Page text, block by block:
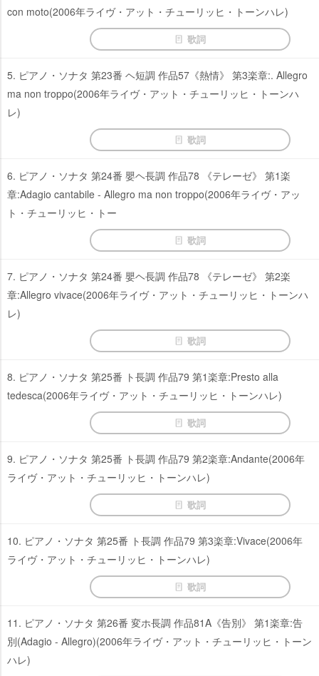
con moto(2006年ライヴ・アット・チューリッヒ・トーンハレ)
歌詞
5. ピアノ・ソナタ 第23番 ヘ短調 作品57《熱情》 第3楽章:. Allegro
ma non troppo(2006年ライヴ・アット・チューリッヒ・トーンハ
レ)
歌詞
6. ピアノ・ソナタ 第24番 嬰ヘ長調 作品78 《テレーゼ》 第1楽
章:Adagio cantabile - Allegro ma non troppo(2006年ライヴ・アッ
ト・チューリッヒ・トー
歌詞
7. ピアノ・ソナタ 第24番 嬰ヘ長調 作品78 《テレーゼ》 第2楽
章:Allegro vivace(2006年ライヴ・アット・チューリッヒ・トーンハ
レ)
歌詞
8. ピアノ・ソナタ 第25番 ト長調 作品79 第1楽章:Presto alla
tedesca(2006年ライヴ・アット・チューリッヒ・トーンハレ)
歌詞
9. ピアノ・ソナタ 第25番 ト長調 作品79 第2楽章:Andante(2006年
ライヴ・アット・チューリッヒ・トーンハレ)
歌詞
10. ピアノ・ソナタ 第25番 ト長調 作品79 第3楽章:Vivace(2006年
ライヴ・アット・チューリッヒ・トーンハレ)
歌詞
11. ピアノ・ソナタ 第26番 変ホ長調 作品81A《告別》 第1楽章:告
別(Adagio - Allegro)(2006年ライヴ・アット・チューリッヒ・トーン
ハレ)